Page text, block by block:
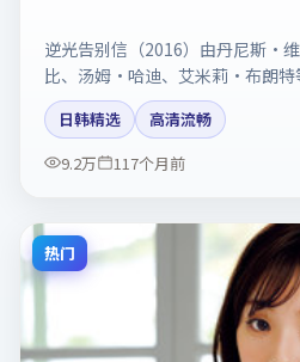
逆光告别信（2016）由丹尼斯·
比、汤姆·哈迪、艾米莉·布朗特
类型影片。动作场面与情感戏比例
创信息可供检索参考，上映日期以
日韩精选
高清流畅
9.2万
117个月前
热门